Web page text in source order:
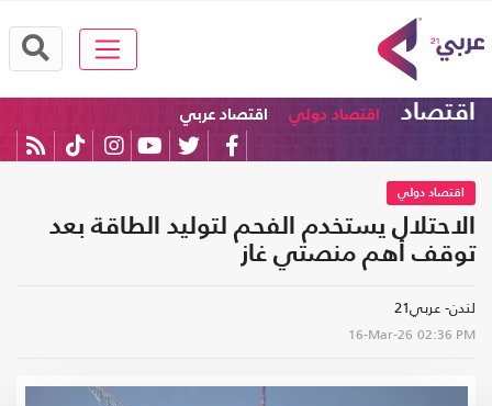
اقتصاد اقتصاد دولي اقتصاد عربي
اقتصاد دولي
الاحتلال يستخدم الفحم لتوليد الطاقة بعد
توقف أهم منصتي غاز
لندن- عربي21
16-Mar-26 02:36 PM